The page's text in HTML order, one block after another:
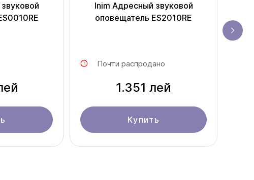
Inim Адресный звуковой
оповещатель ES2010RE
Почти распродано
1.351 лей
Купить